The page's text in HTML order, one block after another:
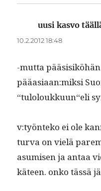
uusi kasvo
10.2.2012 18:48
-mut­ta
pääasiaan:miksi
“tuloloukkuun“eli
v:työnteko ei ole
tur­va on vielä
asumisen ja antaa
käteen. onko tässä